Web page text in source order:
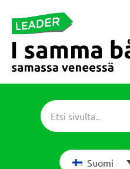
suoraan
sisältöön
Sameboat
Suomi